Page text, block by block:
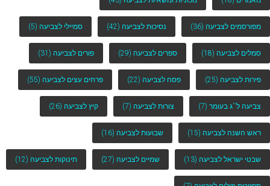
מפורסמים לצביעה (36) נסיכות לצביעה (42) סמיילי לצביעה (5)
סמלים לצביעה (18) ספרים לצביעה (29) פורים לצביעה (31)
פירות לצביעה (25) פסח לצביעה (22) פרחים עצים לצביעה (55)
צביעה ל''ג בעומר (7) צורות לצביעה (7) קיץ לצביעה (26)
ראש השנה לצביעה (15) שבועות לצביעה (16)
שבטי ישראל לצביעה (13) שמיים לצביעה (27) תינוקות לצביעה (12)